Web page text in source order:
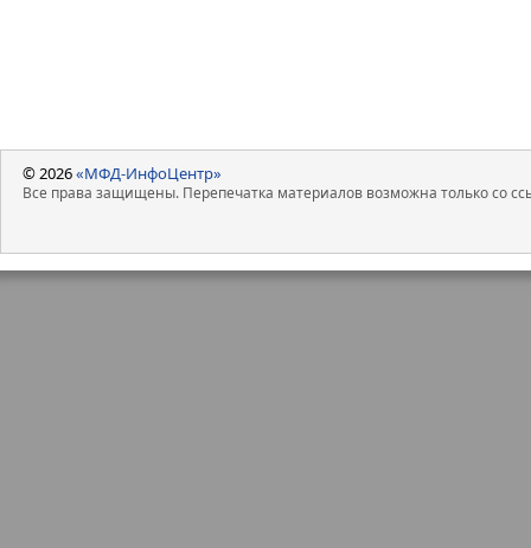
© 2026«МФД-ИнфоЦентр»
Все права защищены. Перепечатка материалов возможна только со